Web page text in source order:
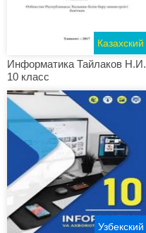
Информатика Тайлаков Н.И.
10 класс
Казахский
Узбекский